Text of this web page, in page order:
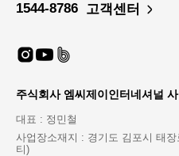
1544-8786 고객센터
주식회사 엠씨제이인터네셔널
대표 : 정민철
사업장소재지 : 경기도 김포시 태
티)